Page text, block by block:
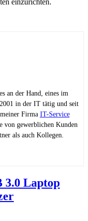
einzurichten.
an der Hand, eines im
in der IT tätig und seit
Firma IT-Service
gewerblichen Kunden
als auch Kollegen.
3.0 Laptop